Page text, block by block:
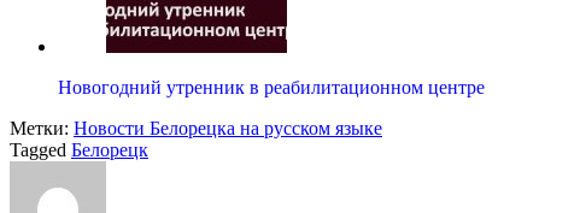
Новогодний утренник в реабилитационном центре
Метки: Новости Белорецка на русском языке
Tagged Белорецк